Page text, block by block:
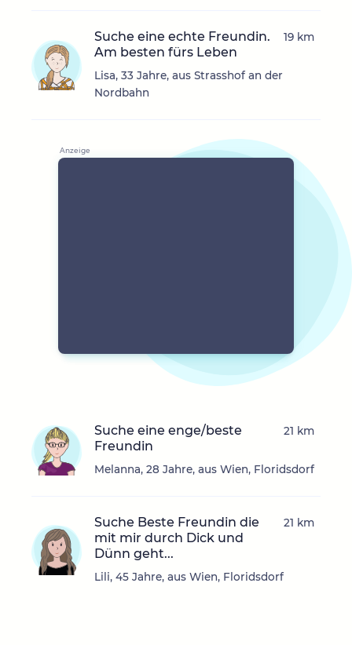
Suche eine echte Freundin.
Am besten fürs Leben
Lisa, 33 Jahre, aus Strasshof an der
Nordbahn
19 km
Suche eine enge/beste
Freundin
Melanna, 28 Jahre, aus Wien, Floridsdorf
21 km
Suche Beste Freundin die
mit mir durch Dick und
Dünn geht...
Lili, 45 Jahre, aus Wien, Floridsdorf
21 km